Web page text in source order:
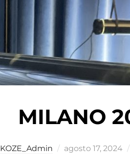
MILANO
KOZE_Admin
Publicado
agosto 17, 2024